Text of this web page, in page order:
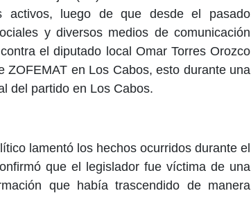
activos, luego de que desde el pasado
y diversos medios de comunicación
el diputado local Omar Torres Orozco
en Los Cabos, esto durante una
del partido en Los Cabos.
lamentó los hechos ocurridos durante el
que el legislador fue víctima de una
que había trascendido de manera